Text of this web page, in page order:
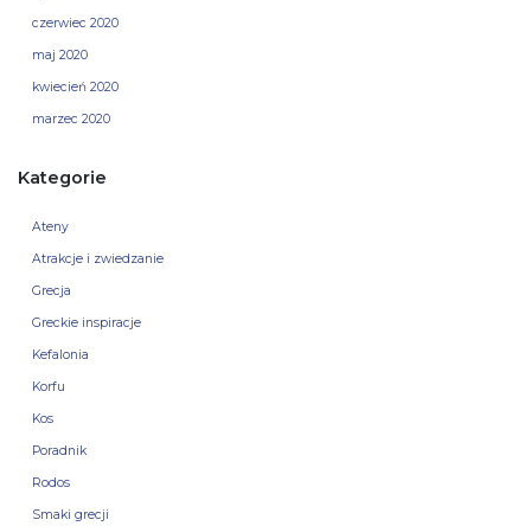
czerwiec 2020
maj 2020
kwiecień 2020
marzec 2020
Kategorie
Ateny
Atrakcje i zwiedzanie
Grecja
Greckie inspiracje
Kefalonia
Korfu
Kos
Poradnik
Rodos
Smaki grecji